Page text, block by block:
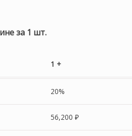
за 1 шт.
1 +
20%
56,200 ₽